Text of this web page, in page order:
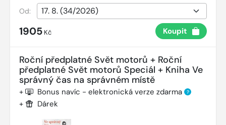
Od:
1905 Kč Koupit
Roční předplatné Svět motorů + Roční
předplatné Svět motorů Speciál + Kniha Ve
správný čas na správném místě
+ Bonus navíc - elektronická verze zdarma ?
+ Dárek